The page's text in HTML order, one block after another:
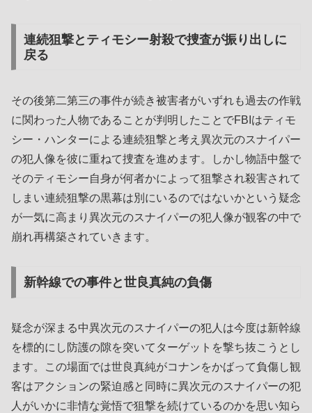
連続狙撃とティモシー射殺で捜査が振り出しに
戻る
その後第二第三の事件が続き被害者がいずれも過去の作戦
に関わった人物であることが判明したことでFBIはティモ
シー・ハンターによる連続狙撃と考え異次元のスナイパー
の犯人像を彼に重ねて捜査を進めます。しかし物語中盤で
そのティモシー自身が何者かによって狙撃され殺害されて
しまい連続狙撃の黒幕は別にいるのではないかという疑念
が一気に高まり異次元のスナイパーの犯人像が観客の中で
崩れ再構築されていきます。
新幹線での事件と世良真純の負傷
疑念が深まる中異次元のスナイパーの犯人は今度は新幹線
を標的にし防護の隙を突いてターゲットを撃ち抜こうとし
ます。この場面では世良真純がコナンをかばって負傷し観
客はアクションの緊迫感と同時に異次元のスナイパーの犯
人がいかに非情な覚悟で狙撃を続けているのかを思い知ら